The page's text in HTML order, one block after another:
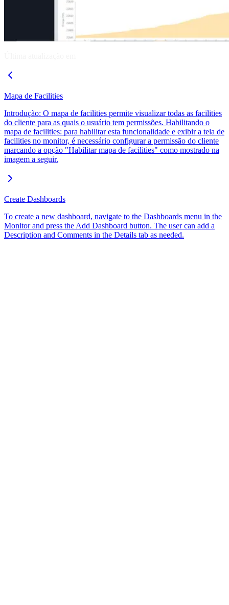
Mapa de Facilities
Introdução: O mapa de facilities permite visualizar todas as facilities
do cliente para as quais o usuário tem permissões. Habilitando o
mapa de facilities: para habilitar esta funcionalidade e exibir a tela de
facilities no monitor, é necessário configurar a permissão do cliente
marcando a opção "Habilitar mapa de facilities" como mostrado na
imagem a seguir.
Create Dashboards
To create a new dashboard, navigate to the Dashboards menu in the
Monitor and press the Add Dashboard button. The user can add a
Description and Comments in the Details tab as needed.